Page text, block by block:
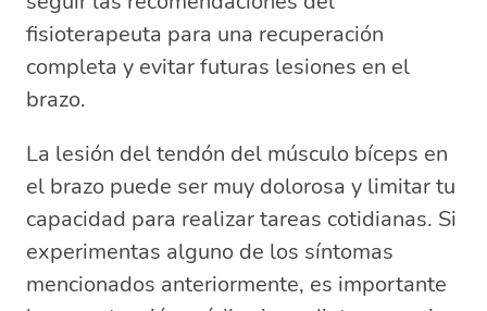
fisioterapeuta para una recuperación
completa y evitar futuras lesiones en el
brazo.
La lesión del tendón del músculo bíceps en
el brazo puede ser muy dolorosa y limitar tu
capacidad para realizar tareas cotidianas. Si
experimentas alguno de los síntomas
mencionados anteriormente, es importante